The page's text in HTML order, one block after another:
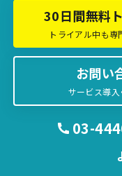
30日間無料
トライアル中も
お問い
サービス導入
03-